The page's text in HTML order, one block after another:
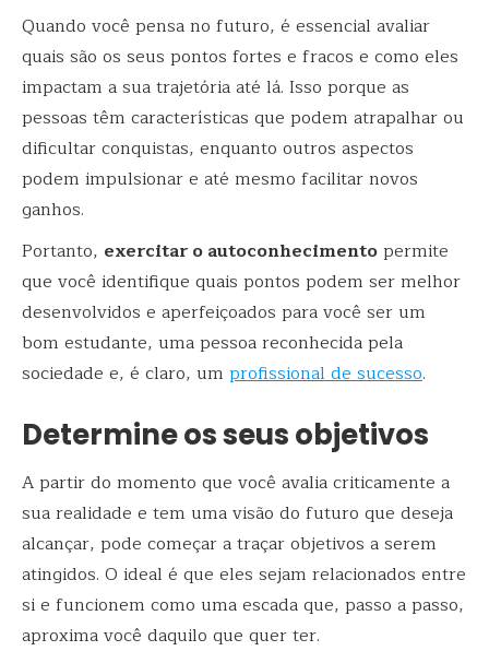
Quando você pensa no futuro, é essencial avaliar
quais são os seus pontos fortes e fracos e como eles
impactam a sua trajetória até lá. Isso porque as
pessoas têm características que podem atrapalhar ou
dificultar conquistas, enquanto outros aspectos
podem impulsionar e até mesmo facilitar novos
ganhos.
Portanto, exercitar o autoconhecimentopermite
que você identifique quais pontos podem ser melhor
desenvolvidos e aperfeiçoados para você ser um
bom estudante, uma pessoa reconhecida pela
sociedade e, é claro, um profissional de sucesso.
Determine os seus objetivos
A partir do momento que você avalia criticamente a
sua realidade e tem uma visão do futuro que deseja
alcançar, pode começar a traçar objetivos a serem
atingidos. O ideal é que eles sejam relacionados entre
si e funcionem como uma escada que, passo a passo,
aproxima você daquilo que quer ter.